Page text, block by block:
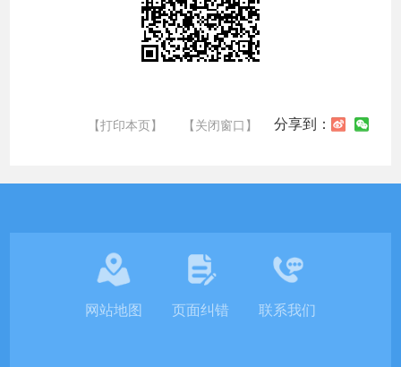
【打印本页】 【关闭窗口】 分享到：
网站地图 页面纠错 联系我们